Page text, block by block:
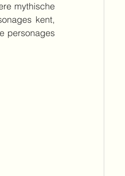
mythische
kent,
personages